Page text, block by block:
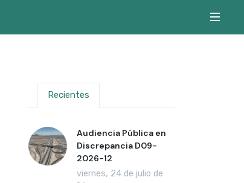
Recientes
Audiencia Pública en
Discrepancia D09-
2026-12
viernes, 24 de julio de